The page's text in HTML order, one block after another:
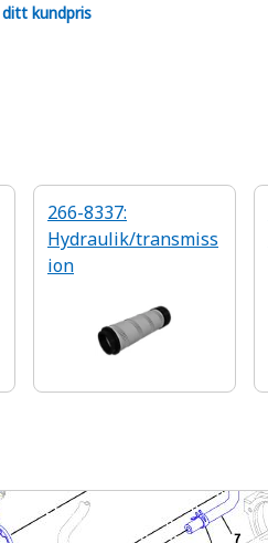
kundpris
266-8337:
Hydraulik/transmiss
ion